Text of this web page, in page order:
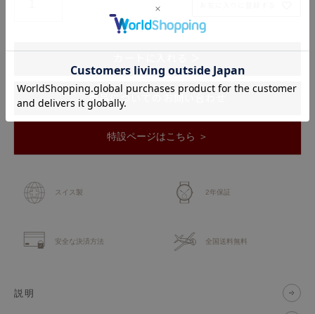
商品についてのお問い合わせ
特設ページはこちら ＞
スイス製 2年保証
安全な決済方法 全国送料無料
説明